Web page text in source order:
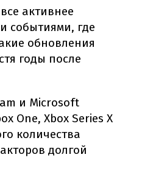
активнее
событиями, где
обновления
годы после
и Microsoft
One, Xbox Series X
количества
долгой